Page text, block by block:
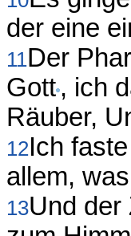
der eine
11Der
Gott , ich
Räuber,
12Ich
allem,
13Und der